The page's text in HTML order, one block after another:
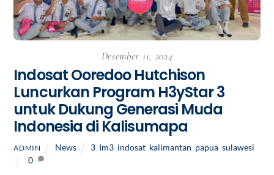
Desember 11, 2024
Indosat Ooredoo Hutchison
Luncurkan Program H3yStar 3
untuk Dukung Generasi Muda
Indonesia di Kalisumapa
ADMIN News 3, Im3, indosat, kalimantan papua, sulawesi
0